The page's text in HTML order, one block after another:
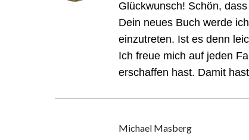
Glückwunsch! Schön,
Dein neues Buch werde
einzutreten. Ist es denn
Ich freue mich auf jeden
erschaffen hast. Damit
Michael Masberg